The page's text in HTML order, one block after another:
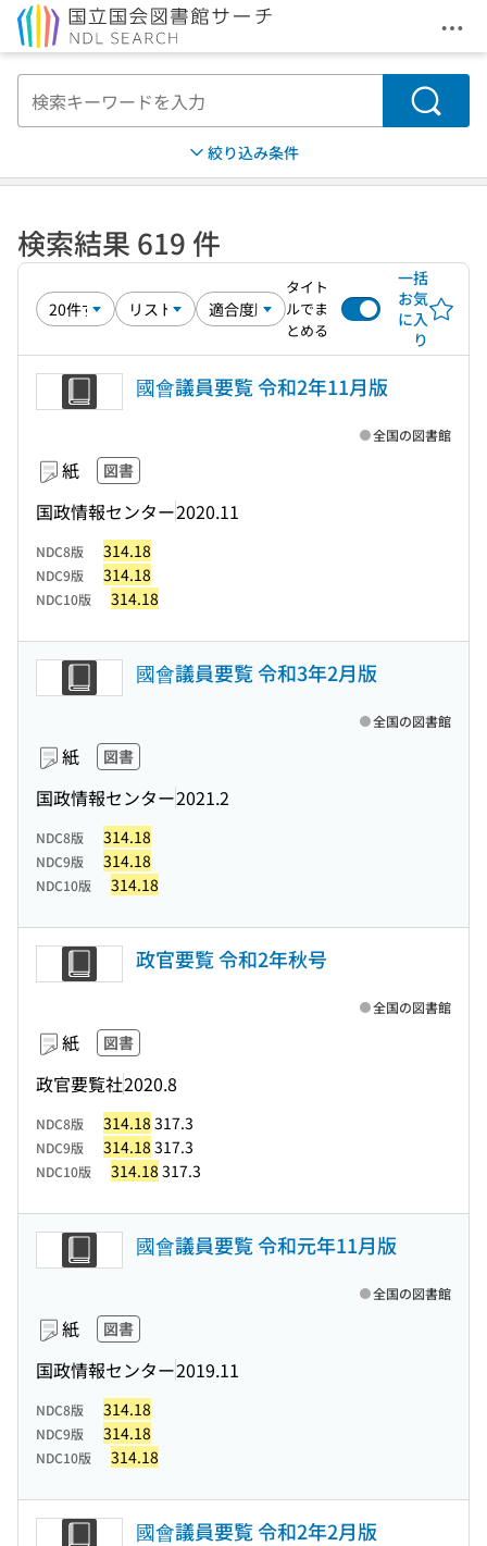
メ
検索
絞り込み条件
検索結果 619 件
タイト
ルでま
とめる
一括
お気
に入
り
國會議員要覧 令和2年11月版
紙 図書
国政情報センター2020.11
全国の図書館
NDC8版 314.18
NDC9版 314.18
NDC10版 314.18
國會議員要覧 令和3年2月版
紙 図書
国政情報センター2021.2
全国の図書館
NDC8版 314.18
NDC9版 314.18
NDC10版 314.18
政官要覧 令和2年秋号
紙 図書
政官要覧社2020.8
全国の図書館
NDC8版 314.18 317.3
NDC9版 314.18 317.3
NDC10版 314.18 317.3
國會議員要覧 令和元年11月版
紙 図書
国政情報センター2019.11
全国の図書館
NDC8版 314.18
NDC9版 314.18
NDC10版 314.18
國會議員要覧 令和2年2月版